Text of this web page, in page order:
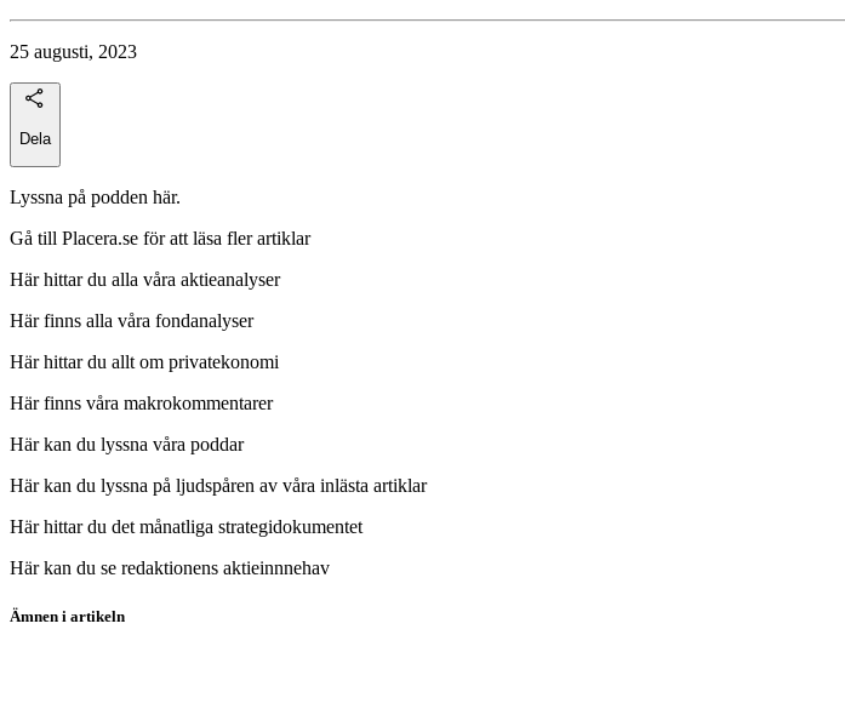
25 augusti, 2023
Dela
Lyssna på podden här.
Gå till Placera.se för att läsa fler artiklar
Här hittar du alla våra aktieanalyser
Här finns alla våra fondanalyser
Här hittar du allt om privatekonomi
Här finns våra makrokommentarer
Här kan du lyssna våra poddar
Här kan du lyssna på ljudspåren av våra inlästa artiklar
Här hittar du det månatliga strategidokumentet
Här kan du se redaktionens aktieinnnehav
Ämnen i artikeln